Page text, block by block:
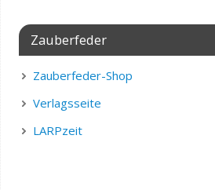
Zauberfeder
Zauberfeder-Shop
Verlagsseite
LARPzeit